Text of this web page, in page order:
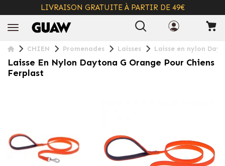
LIVRAISON GRATUITE À PARTIR DE 49€
CHIEN Promenades Laisses Laisse en nylon
Laisse En Nylon Daytona G Orange Pour Chiens
Ferplast